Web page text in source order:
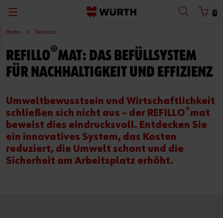
0
Home Services
REFILLO®MAT: DAS BEFÜLLSYSTEM
FÜR NACHHALTIGKEIT UND EFFIZIENZ
Umweltbewusstsein und Wirtschaftlichkeit
schließen sich nicht aus – der REFILLO®mat
beweist dies eindrucksvoll. Entdecken Sie
ein innovatives System, das Kosten
reduziert, die Umwelt schont und die
Sicherheit am Arbeitsplatz erhöht.